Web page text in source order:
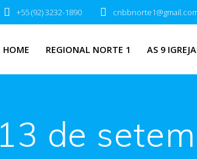
+55 (92) 3232-1890
HOME REGIONAL NORTE 1 AS 9
13 de